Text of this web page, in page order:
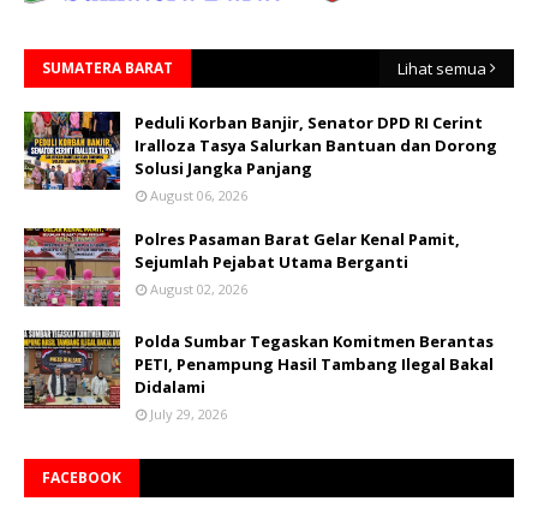
SUMATERA BARAT Lihat semua
Peduli Korban Banjir, Senator DPD RI Cerint
Iralloza Tasya Salurkan Bantuan dan Dorong
Solusi Jangka Panjang
August 06, 2026
Polres Pasaman Barat Gelar Kenal Pamit,
Sejumlah Pejabat Utama Berganti
August 02, 2026
Polda Sumbar Tegaskan Komitmen Berantas
PETI, Penampung Hasil Tambang Ilegal Bakal
Didalami
July 29, 2026
FACEBOOK